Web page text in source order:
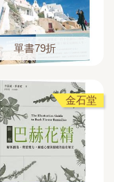
單書79折
金石堂